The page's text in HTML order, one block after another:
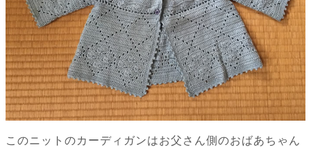
このニットのカーディガンはお父さん側のおばあちゃん